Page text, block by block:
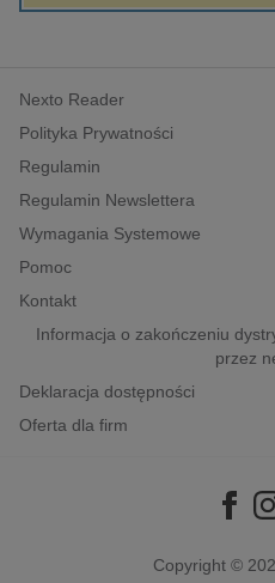
komputery, internet,
polityka, społeczno-
psychologiczne
inne
popularno-naukowe
historia
Nexto Reader
Polityka Prywatności
Regulamin
Regulamin Newslettera
Wymagania Systemowe
Pomoc
Kontakt
Informacja o zakończeniu
przez
Deklaracja dostępności
Oferta dla firm
Copyright ©